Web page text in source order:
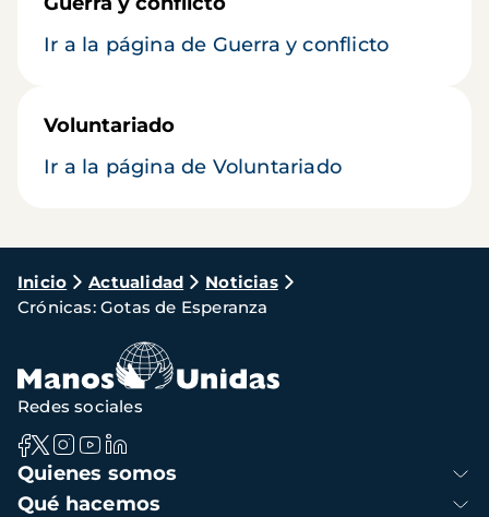
Ir a la página de Guerra y conflicto
Voluntariado
Ir a la página de Voluntariado
Ruta
de
navegación
Inicio Actualidad
Noticias
Crónicas: Gotas de Esperanza
Navegación
principal
Quienes somos
Qué hacemos
Redes sociales